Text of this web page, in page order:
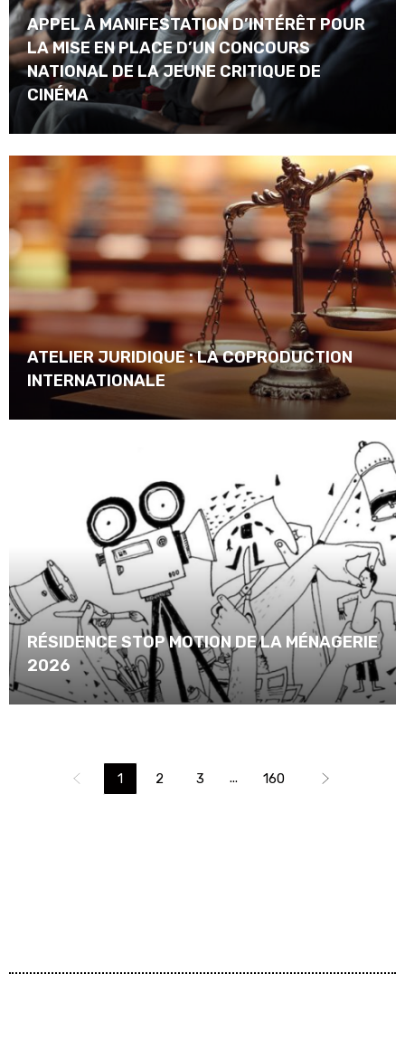
APPEL À MANIFESTATION D’INTÉRÊT POUR
LA MISE EN PLACE D’UN CONCOURS
NATIONAL DE LA JEUNE CRITIQUE DE
CINÉMA
ATELIER JURIDIQUE : LA COPRODUCTION
INTERNATIONALE
RÉSIDENCE STOP MOTION DE LA MÉNAGERIE
2026
1 2 3 ... 160